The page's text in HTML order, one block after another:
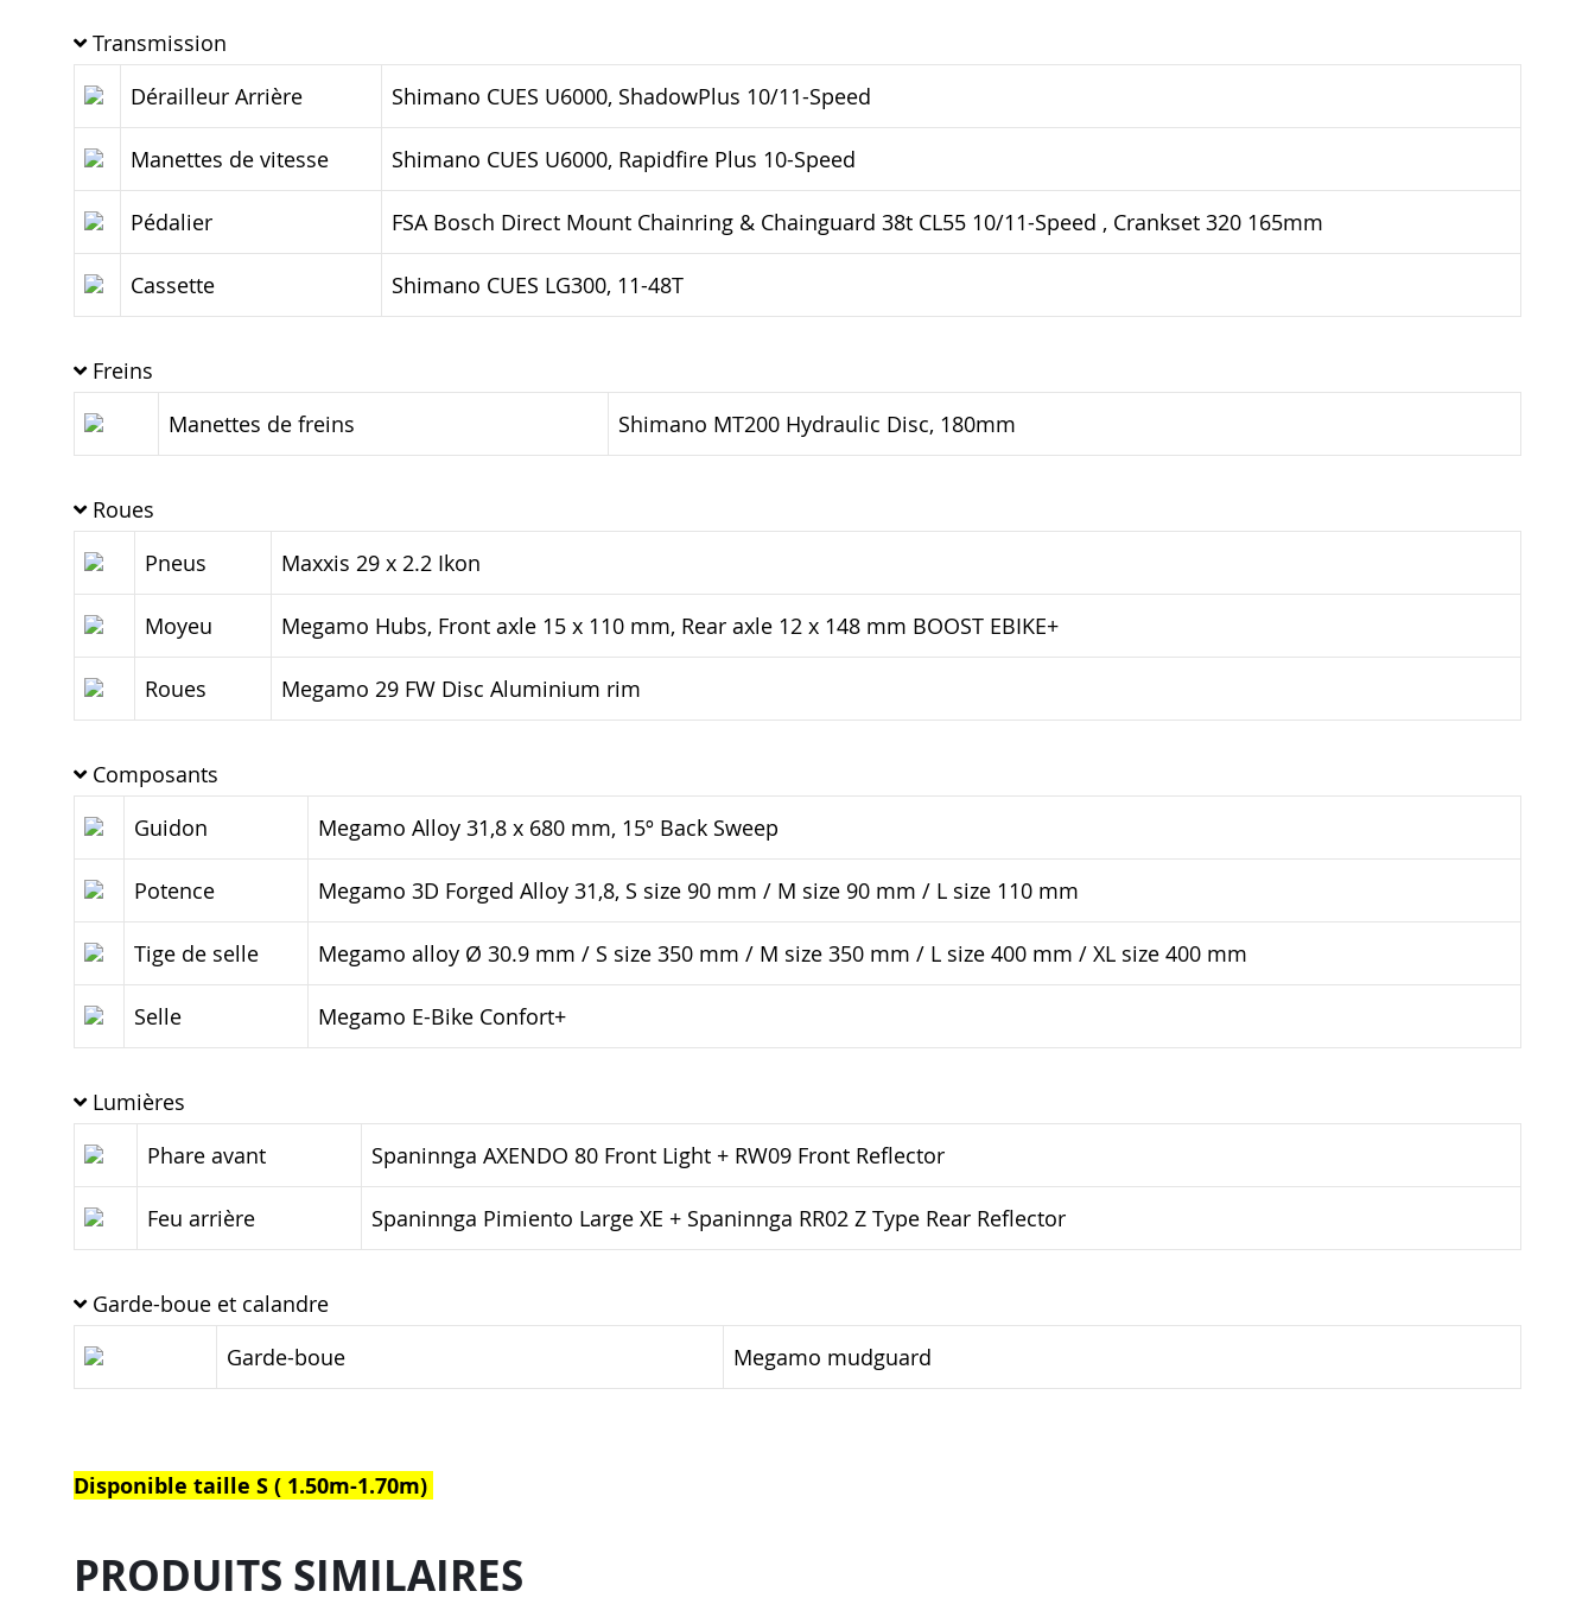
Transmission
Dérailleur Arrière
Shimano CUES U6000, ShadowPlus 10/11-Speed
Manettes de vitesse Shimano CUES U6000, Rapidfire Plus 10-Speed
Pédalier FSA Bosch Direct Mount Chainring & Chainguard 38t CL55 10/11-Speed , Crankset 320 165mm
Cassette Shimano CUES LG300, 11-48T
Freins
Manettes de freins
Shimano MT200 Hydraulic Disc, 180mm
Roues
Pneus
Maxxis 29 x 2.2 Ikon
Moyeu Megamo Hubs, Front axle 15 x 110 mm, Rear axle 12 x 148 mm BOOST EBIKE+
Roues Megamo 29 FW Disc Aluminium rim
Composants
Guidon
Megamo Alloy 31,8 x 680 mm, 15º Back Sweep
Potence Megamo 3D Forged Alloy 31,8, S size 90 mm / M size 90 mm / L size 110 mm
Tige de selle Megamo alloy Ø 30.9 mm / S size 350 mm / M size 350 mm / L size 400 mm / XL size 400 mm
Selle Megamo E-Bike Confort+
Lumières
Phare avant
Spaninnga AXENDO 80 Front Light + RW09 Front Reflector
Feu arrière Spaninnga Pimiento Large XE + Spaninnga RR02 Z Type Rear Reflector
Garde-boue et calandre
Garde-boue
Megamo mudguard
Disponible taille S ( 1.50m-1.70m)
PRODUITS SIMILAIRES